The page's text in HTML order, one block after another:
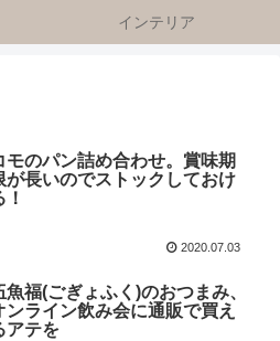
インテリア
モのパン詰め合わせ。賞味期
が長いのでストックしておけ
！
2020.07.03
魚福(ごぎょふく)のおつまみ、
ンライン飲み会に通販で買え
アテを